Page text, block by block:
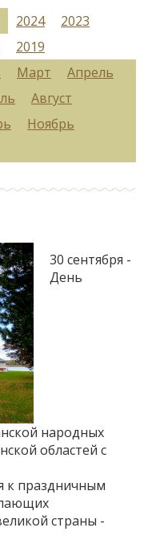
2024
2023
2019
Март
Апрель
Август
Ноябрь
30 сентября -
День
народных
областей с
к праздничным
страны -